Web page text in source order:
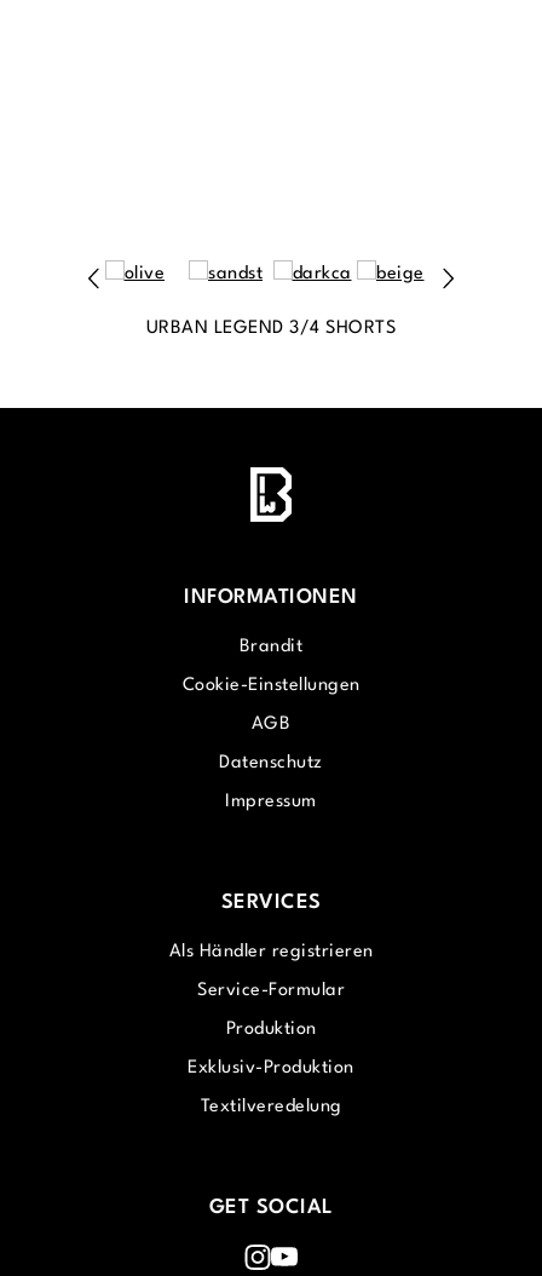
URBAN LEGEND 3/4 SHORTS
INFORMATIONEN
Brandit
Cookie-Einstellungen
AGB
Datenschutz
Impressum
SERVICES
Als Händler registrieren
Service-Formular
Produktion
Exklusiv-Produktion
Textilveredelung
GET SOCIAL
Instagram
Youtube